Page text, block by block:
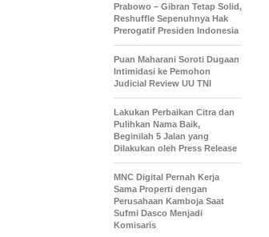
Prabowo – Gibran Tetap Solid,
Reshuffle Sepenuhnya Hak
Prerogatif Presiden Indonesia
Puan Maharani Soroti Dugaan
Intimidasi ke Pemohon
Judicial Review UU TNI
Lakukan Perbaikan Citra dan
Pulihkan Nama Baik,
Beginilah 5 Jalan yang
Dilakukan oleh Press Release
MNC Digital Pernah Kerja
Sama Properti dengan
Perusahaan Kamboja Saat
Sufmi Dasco Menjadi
Komisaris